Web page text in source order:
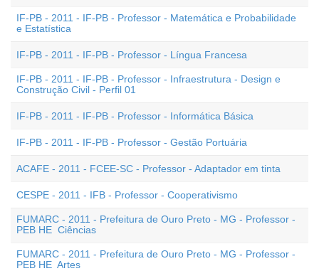
IF-PB - 2011 - IF-PB - Professor - Matemática e Probabilidade
e Estatística
IF-PB - 2011 - IF-PB - Professor - Língua Francesa
IF-PB - 2011 - IF-PB - Professor - Infraestrutura - Design e
Construção Civil - Perfil 01
IF-PB - 2011 - IF-PB - Professor - Informática Básica
IF-PB - 2011 - IF-PB - Professor - Gestão Portuária
ACAFE - 2011 - FCEE-SC - Professor - Adaptador em tinta
CESPE - 2011 - IFB - Professor - Cooperativismo
FUMARC - 2011 - Prefeitura de Ouro Preto - MG - Professor -
PEB HE  Ciências
FUMARC - 2011 - Prefeitura de Ouro Preto - MG - Professor -
PEB HE  Artes